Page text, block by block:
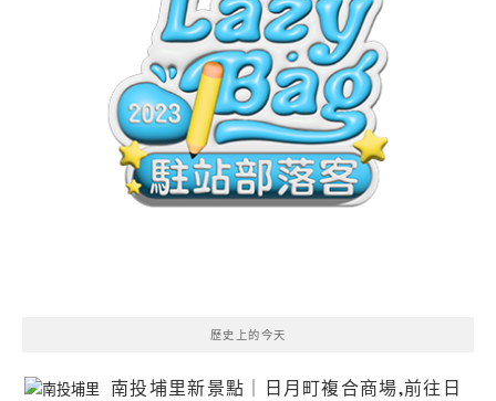
歷史上的今天
南投埔里新景點｜日月町複合商場,前往日